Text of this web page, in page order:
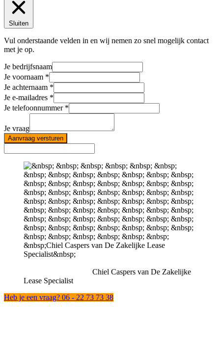
Sluiten
Vul onderstaande velden in en wij nemen zo snel mogelijk contact
met je op.
Je bedrijfsnaam
Je voornaam
Je achternaam
Je e-mailadres
Je telefoonnummer
Je vraag
Aanvraag versturen
Chiel Caspers van De Zakelijke
Lease Specialist
Heb je een vraag? 06 - 22 73 73 38